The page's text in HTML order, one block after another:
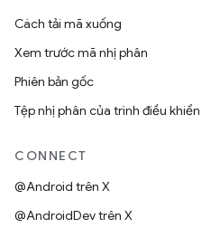
Cách tải mã xuống
Xem trước mã nhị phân
Phiên bản gốc
Tệp nhị phân của trình điều khiển
CONNECT
@Android trên X
@AndroidDev trên X